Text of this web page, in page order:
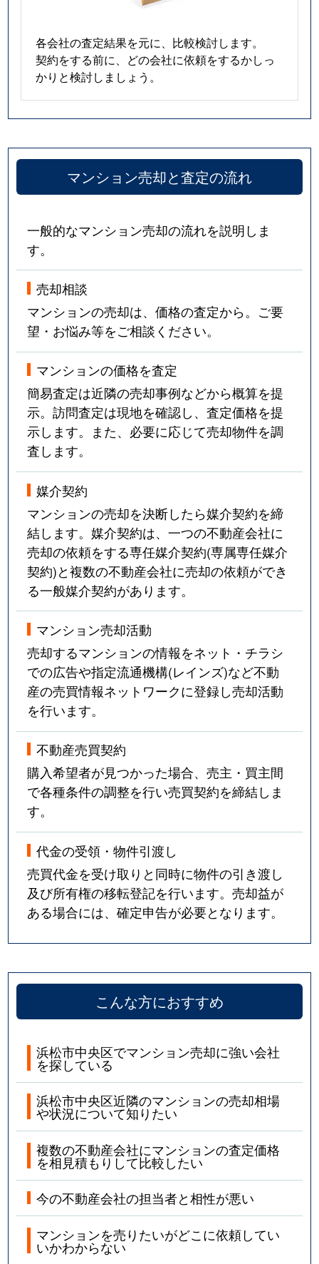
各会社の査定結果を元に、比較検討します。
契約をする前に、どの会社に依頼をするかしっ
かりと検討しましょう。
マンション売却と査定の流れ
一般的なマンション売却の流れを説明しま
す。
売却相談
マンションの売却は、価格の査定から。ご要
望・お悩み等をご相談ください。
マンションの価格を査定
簡易査定は近隣の売却事例などから概算を提
示。訪問査定は現地を確認し、査定価格を提
示します。また、必要に応じて売却物件を調
査します。
媒介契約
マンションの売却を決断したら媒介契約を締
結します。媒介契約は、一つの不動産会社に
売却の依頼をする専任媒介契約(専属専任媒介
契約)と複数の不動産会社に売却の依頼ができ
る一般媒介契約があります。
マンション売却活動
売却するマンションの情報をネット・チラシ
での広告や指定流通機構(レインズ)など不動
産の売買情報ネットワークに登録し売却活動
を行います。
不動産売買契約
購入希望者が見つかった場合、売主・買主間
で各種条件の調整を行い売買契約を締結しま
す。
代金の受領・物件引渡し
売買代金を受け取りと同時に物件の引き渡し
及び所有権の移転登記を行います。売却益が
ある場合には、確定申告が必要となります。
こんな方におすすめ
浜松市中央区でマンション売却に強い会社
を探している
浜松市中央区近隣のマンションの売却相場
や状況について知りたい
複数の不動産会社にマンションの査定価格
を相見積もりして比較したい
今の不動産会社の担当者と相性が悪い
マンションを売りたいがどこに依頼してい
いかわからない